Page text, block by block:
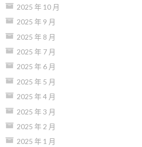
2025 年 10 月
2025 年 9 月
2025 年 8 月
2025 年 7 月
2025 年 6 月
2025 年 5 月
2025 年 4 月
2025 年 3 月
2025 年 2 月
2025 年 1 月